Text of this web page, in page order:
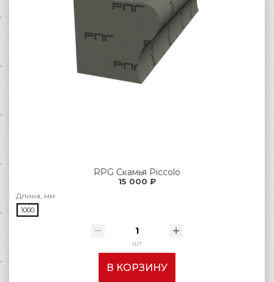
RPG Скамья Piccolo
15 000 ₽
Длина, мм
1000
шт
В КОРЗИНУ